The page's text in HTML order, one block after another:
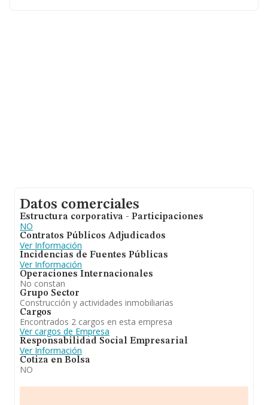
Datos comerciales
Estructura corporativa - Participaciones
NO
Contratos Públicos Adjudicados
Ver Información
Incidencias de Fuentes Públicas
Ver Información
Operaciones Internacionales
No constan
Grupo Sector
Construcción y actividades inmobiliarias
Cargos
Encontrados 2 cargos en esta empresa
Ver cargos de Empresa
Responsabilidad Social Empresarial
Ver Información
Cotiza en Bolsa
NO